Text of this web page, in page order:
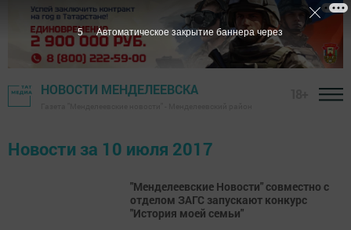
НОВОСТИ МЕНДЕЛЕЕВСКА
Новости за 10 июля 2017
"Менделеевские Новости" совместно с
отделом ЗАГС запускают конкурс
"История моей семьи"
5 Автоматическое закрытие баннера через